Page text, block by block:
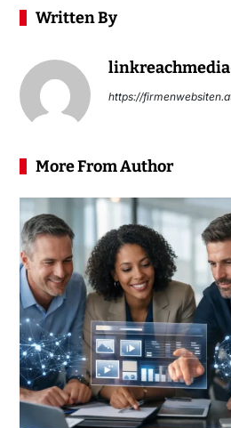
Written By
https://
More From Author